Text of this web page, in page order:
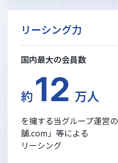
リーシング力
国内最大の会員数
約 12 万人
を擁する当グループ運営
舗.com」等による
リーシング